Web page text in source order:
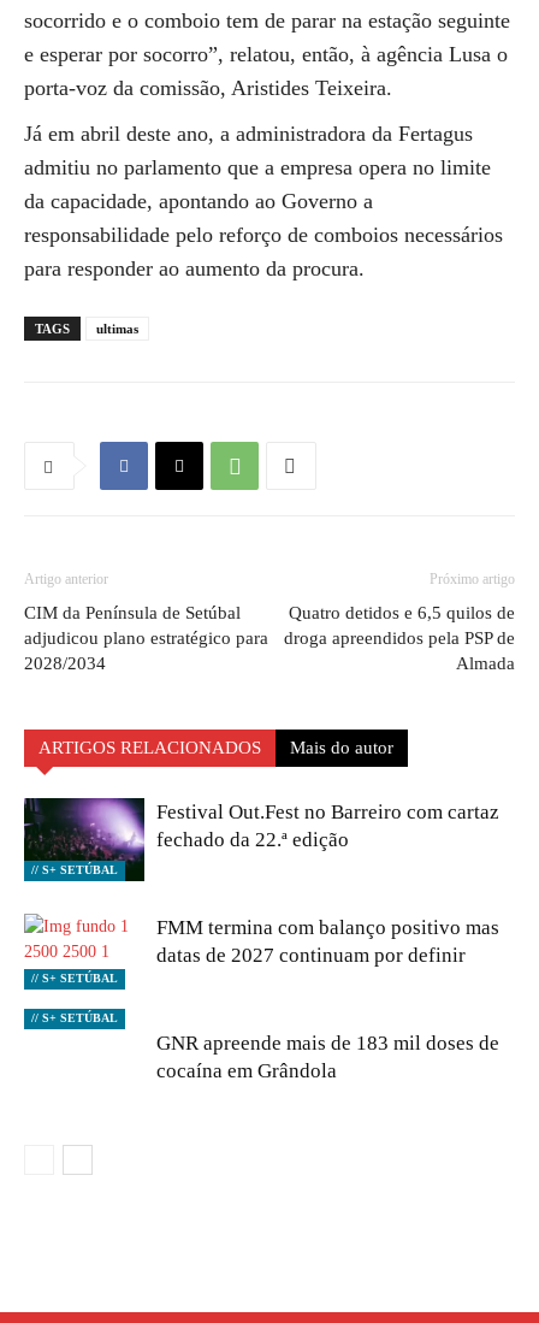
socorrido e o comboio tem de parar na estação seguinte
e esperar por socorro”, relatou, então, à agência Lusa o
porta-voz da comissão, Aristides Teixeira.
Já em abril deste ano, a administradora da Fertagus
admitiu no parlamento que a empresa opera no limite
da capacidade, apontando ao Governo a
responsabilidade pelo reforço de comboios necessários
para responder ao aumento da procura.
TAGS ultimas
Artigo anterior
CIM da Península de Setúbal
adjudicou plano estratégico para
2028/2034
Próximo artigo
Quatro detidos e 6,5 quilos de
droga apreendidos pela PSP de
Almada
ARTIGOS RELACIONADOS Mais do autor
// S+ SETÚBAL
Festival Out.Fest no Barreiro com cartaz
fechado da 22.ª edição
// S+ SETÚBAL
FMM termina com balanço positivo mas
datas de 2027 continuam por definir
// S+ SETÚBAL
GNR apreende mais de 183 mil doses de
cocaína em Grândola